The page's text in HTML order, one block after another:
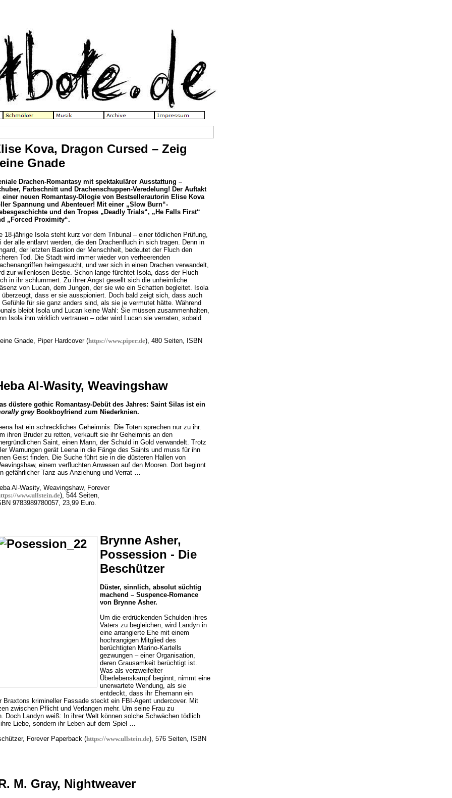
Kova, Dragon Cursed – Zeig
Gnade
Drachen-Romantasy mit spektakulärer Ausstattung –
Farbschnitt und Drachenschuppen-Veredelung! Der Auftakt
einer neuen Romantasy-Dilogie von Bestsellerautorin Elise Kova
Spannung und Abenteuer! Mit einer „Slow Burn“-
und den Tropes „Deadly Trials“, „He Falls First“
„Forced Proximity“.
18-jährige Isola steht kurz vor dem Tribunal – einer tödlichen Prüfung,
der alle entlarvt werden, die den Drachenfluch in sich tragen. Denn in
der letzten Bastion der Menschheit, bedeutet der Fluch den
Tod. Die Stadt wird immer wieder von verheerenden
heimgesucht, und wer sich in einen Drachen verwandelt,
zur willenlosen Bestie. Schon lange fürchtet Isola, dass der Fluch
in ihr schlummert. Zu ihrer Angst gesellt sich die unheimliche
von Lucan, dem Jungen, der sie wie ein Schatten begleitet. Isola
überzeugt, dass er sie ausspioniert. Doch bald zeigt sich, dass auch
für sie ganz anders sind, als sie je vermutet hätte. Während
bleibt Isola und Lucan keine Wahl: Sie müssen zusammenhalten,
Isola ihm wirklich vertrauen – oder wird Lucan sie verraten, sobald
Gnade, Piper Hardcover (https://www.piper.de), 480 Seiten, ISBN
Al-Wasity, Weavingshaw
düstere gothic Romantasy-Debüt des Jahres: Saint Silas ist ein
greyBookboyfriend zum Niederknien.
hat ein schreckliches Geheimnis: Die Toten sprechen nur zu ihr.
ihren Bruder zu retten, verkauft sie ihr Geheimnis an den
Saint, einen Mann, der Schuld in Gold verwandelt. Trotz
Warnungen gerät Leena in die Fänge des Saints und muss für ihn
Geist finden. Die Suche führt sie in die düsteren Hallen von
einem verfluchten Anwesen auf den Mooren. Dort beginnt
gefährlicher Tanz aus Anziehung und Verrat …
Al-Wasity, Weavingshaw, Forever
www.ullstein.de), 544 Seiten,
9783989780057, 23,99 Euro.
Brynne Asher,
Possession - Die
Beschützer
Düster, sinnlich, absolut süchtig
machend – Suspence-Romance
von Brynne Asher.
Um die erdrückenden Schulden ihres
Vaters zu begleichen, wird Landyn in
eine arrangierte Ehe mit einem
hochrangigen Mitglied des
berüchtigten Marino-Kartells
gezwungen – einer Organisation,
deren Grausamkeit berüchtigt ist.
Was als verzweifelter
Überlebenskampf beginnt, nimmt eine
unerwartete Wendung, als sie
entdeckt, dass ihr Ehemann ein
Braxtons krimineller Fassade steckt ein FBI-Agent undercover. Mit
zwischen Pflicht und Verlangen mehr. Um seine Frau zu
Doch Landyn weiß: In ihrer Welt können solche Schwächen tödlich
Liebe, sondern ihr Leben auf dem Spiel …
Forever Paperback (https://www.ullstein.de), 576 Seiten, ISBN
M. Gray, Nightweaver